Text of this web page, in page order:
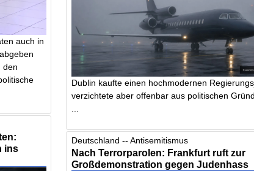
auch in
den
ins
Dublin kaufte einen hochmodernen
verzichtete aber offenbar aus politischen
Deutschland -- Antisemitismus
Nach Terrorparolen: Frankfurt ruft zur
Großdemonstration gegen Judenhass